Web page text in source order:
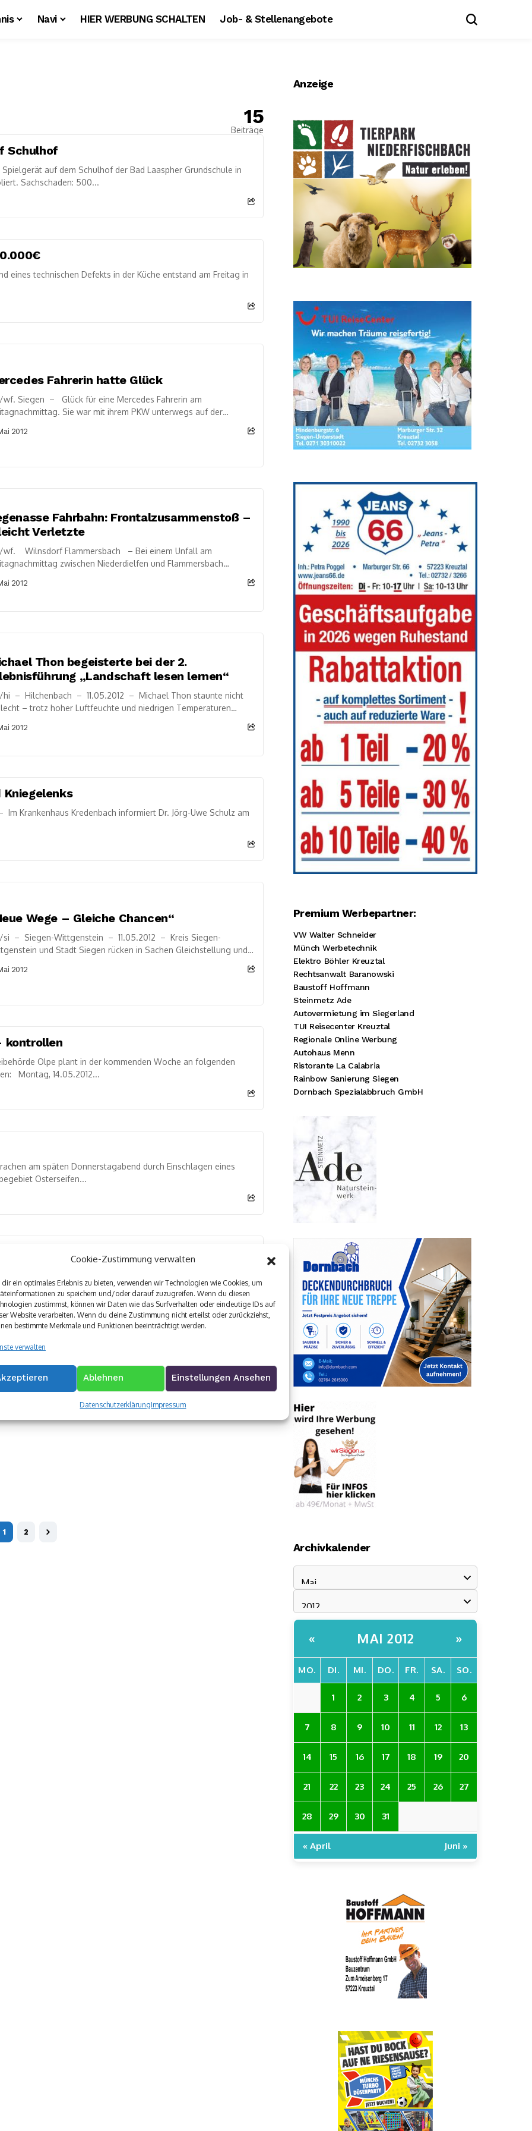
Cookie-Zustimmung verwalten
dir ein optimales Erlebnis zu bieten, verwenden wir Technologien wie Cookies, um
zu speichern und/oder darauf zuzugreifen. Wenn du diesen
zustimmst, können wir Daten wie das Surfverhalten oder eindeutige IDs auf
Website verarbeiten. Wenn du deine Zustimmung nicht erteilst oder zurückziehst,
bestimmte Merkmale und Funktionen beeinträchtigt werden.
verwalten
Ablehnen Einstellungen Ansehen
DatenschutzerklärungImpressum
Navi HIER WERBUNG SCHALTEN Job- & Stellenangebote
15
Beiträge
Schulhof
auf dem Schulhof der Bad Laaspher Grundschule in
Sachschaden: 500...
technischen Defekts in der Küche entstand am Freitag in
Fahrerin hatte Glück
wf. Siegen – Glück für eine Mercedes Fahrerin am
Sie war mit ihrem PKW unterwegs auf der
2012
Fahrbahn: Frontalzusammenstoß –
Verletzte
wf. Wilnsdorf Flammersbach – Bei einem Unfall am
zwischen Niederdielfen und Flammersbach
2012
Thon begeisterte bei der 2.
„Landschaft lesen lernen“
hi – Hilchenbach – 11.05.2012 – Michael Thon staunte nicht
– trotz hoher Luftfeuchte und niedrigen Temperaturen
2012
Krankenhaus Kredenbach informiert Dr. Jörg-Uwe Schulz am
Wege – Gleiche Chancen“
si – Siegen-Wittgenstein – 11.05.2012 – Kreis Siegen-
und Stadt Siegen rücken in Sachen Gleichstellung und
Veranstaltungsprogramm wird erarbeitet...
2012
kontrollen
Olpe plant in der kommenden Woche an folgenden
Montag, 14.05.2012...
am späten Donnerstagabend durch Einschlagen eines
Osterseifen...
1 2
Anzeige
Premium Werbepartner:
VW Walter Schneider
Münch Werbetechnik
Elektro Böhler Kreuztal
Rechtsanwalt Baranowski
Baustoff Hoffmann
Steinmetz Ade
Autovermietung im Siegerland
TUI Reisecenter Kreuztal
Regionale Online Werbung
Autohaus Menn
Ristorante La Calabria
Rainbow Sanierung Siegen
Dornbach Spezialabbruch GmbH
Archivkalender
« MAI 2012 »
MO. DI. MI. DO. FR. SA. SO.
1 2 3 4 5 6
7 8 9 10 11 12 13
14 15 16 17 18 19 20
21 22 23 24 25 26 27
28 29 30 31
« April Juni »